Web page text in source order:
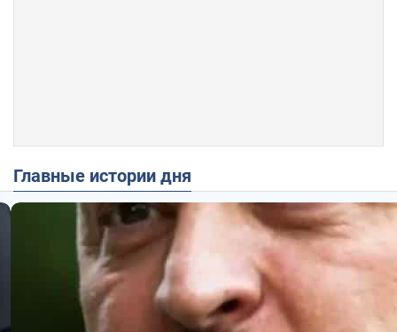
Главные истории дня